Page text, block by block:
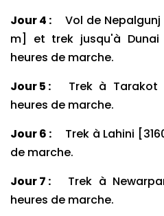
Jour 4 :
Vol de
m] et trek jusqu'à
heures de marche.
Jour 5 :
Trek à
heures de marche.
Jour 6 :
Trek à Lahini
de marche.
Jour 7 :
Trek à
heures de marche.